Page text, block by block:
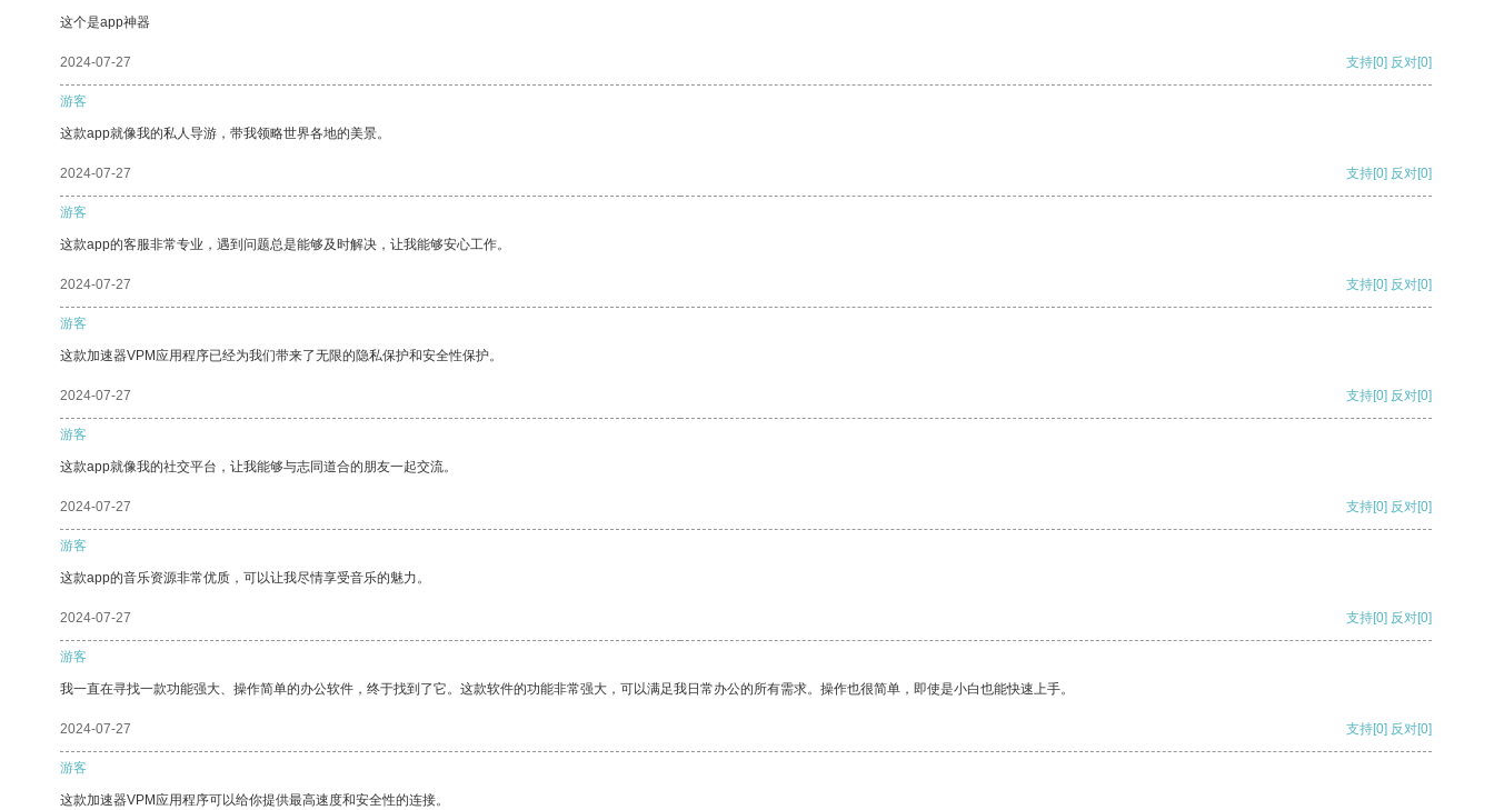
这个是app神器
2024-07-27 支持[0] 反对[0]
游客
这款app就像我的私人导游，带我领略世界各地的美景。
2024-07-27 支持[0] 反对[0]
游客
这款app的客服非常专业，遇到问题总是能够及时解决，让我能够安心工作。
2024-07-27 支持[0] 反对[0]
游客
这款加速器VPM应用程序已经为我们带来了无限的隐私保护和安全性保护。
2024-07-27 支持[0] 反对[0]
游客
这款app就像我的社交平台，让我能够与志同道合的朋友一起交流。
2024-07-27 支持[0] 反对[0]
游客
这款app的音乐资源非常优质，可以让我尽情享受音乐的魅力。
2024-07-27 支持[0] 反对[0]
游客
我一直在寻找一款功能强大、操作简单的办公软件，终于找到了它。这款软件的功能非常强大，可以满足我日常办公的所有需求。操作也很简单，即使是小白也能快速上手。
2024-07-27 支持[0] 反对[0]
游客
这款加速器VPM应用程序可以给你提供最高速度和安全性的连接。